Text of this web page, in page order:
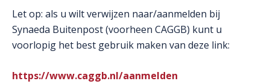
Let op: als u wilt verwijzen naar/aanmelden bij
Synaeda Buitenpost (voorheen CAGGB) kunt u
voorlopig het best gebruik maken van deze link:
https://www.caggb.nl/aanmelden